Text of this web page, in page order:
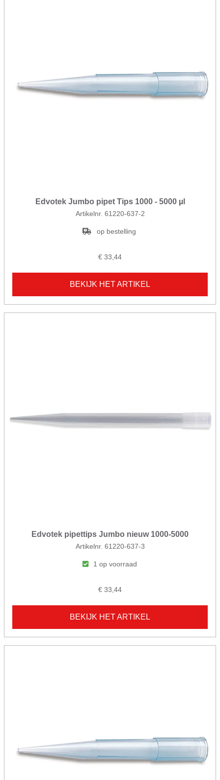
Edvotek Jumbo pipet Tips 1000 - 5000 µl
Artikelnr. 61220-637-2
op bestelling
€ 33,44
BEKIJK HET ARTIKEL
Edvotek pipettips Jumbo nieuw 1000-5000
Artikelnr. 61220-637-3
1 op voorraad
€ 33,44
BEKIJK HET ARTIKEL